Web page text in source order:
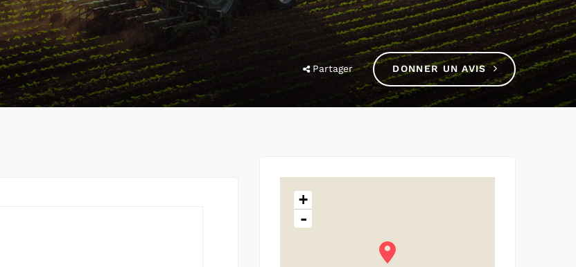
Partager DONNER UN AVIS
+
-